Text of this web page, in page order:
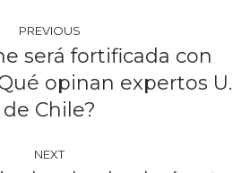
PREVIOUS
Previous
post:
será fortificada con
opinan expertos U.
de Chile?
NEXT